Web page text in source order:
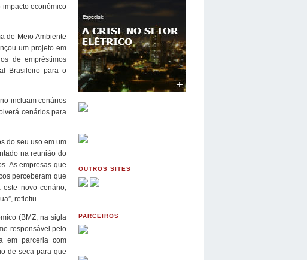
impacto econômico
de Meio Ambiente
um projeto em
de empréstimos
Brasileiro para o
incluam cenários
cenários para
do seu uso em um
na reunião do
As empresas que
perceberam que
novo cenário,
refletiu.
(BMZ, na sigla
responsável pelo
em parceria com
de seca para que
OUTROS SITES
PARCEIROS